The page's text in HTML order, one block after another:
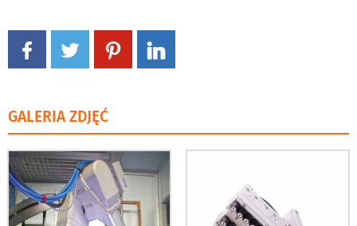
GALERIA ZDJĘĆ